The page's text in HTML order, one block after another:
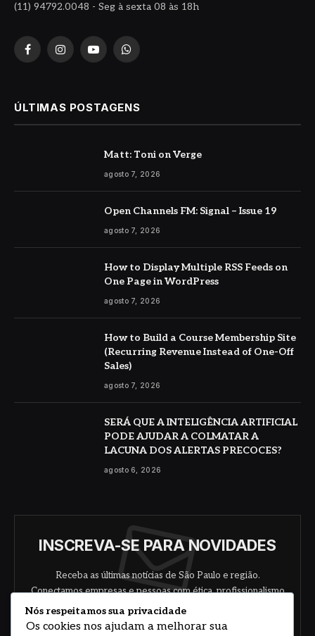
(11) 94792.0048 - Seg à sexta 08 às 18h
FacebookInstagramYouTubeWhatsApp
ÚLTIMAS POSTAGENS
Matt: Toni on Verge
agosto 7, 2026
Open Channels FM: Signal – Issue 19
agosto 7, 2026
How to Display Multiple RSS Feeds on
One Page in WordPress
agosto 7, 2026
How to Build a Course Membership Site
(Recurring Revenue Instead of One-Off
Sales)
agosto 7, 2026
SERÁ QUE A INTELIGÊNCIA ARTIFICIAL
PODE AJUDAR A COLMATAR A
LACUNA DOS ALERTAS PRECOCES?
agosto 6, 2026
INSCREVA-SE PARA NOVIDADES
Receba as últimas notícias de São Paulo e região.
Conectamos empresas e pessoas com ética, profissionalismo
e responsabilidade.
Nós respeitamos sua privacidade
Os cookies nos ajudam a melhorar sua